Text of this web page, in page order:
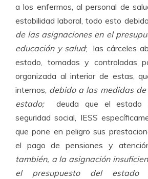
a los enfermos, al personal de
estabilidad laboral, todo esto debido
de las asignaciones en el
educación y salud; las cárceles
estado, tomadas y controladas
organizada al interior de estas,
internos, debido a las medidas
estado;
deuda que el estado
seguridad social, IESS
que pone en peligro sus
el pago de pensiones y
también, a la asignación
el presupuesto del estado